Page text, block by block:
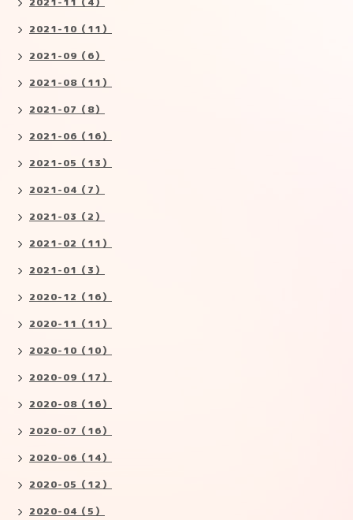
2021-10（11）
2021-09（6）
2021-08（11）
2021-07（8）
2021-06（16）
2021-05（13）
2021-04（7）
2021-03（2）
2021-02（11）
2021-01（3）
2020-12（16）
2020-11（11）
2020-10（10）
2020-09（17）
2020-08（16）
2020-07（16）
2020-06（14）
2020-05（12）
2020-04（5）